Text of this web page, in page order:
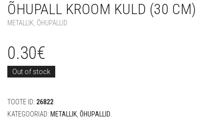
ÕHUPALL KROOM KULD (30 CM)
METALLIK ÕHUPALLID
0.30€
Out of stock
TOOTE ID: 26822
KATEGOORIAD: METALLIK ÕHUPALLID